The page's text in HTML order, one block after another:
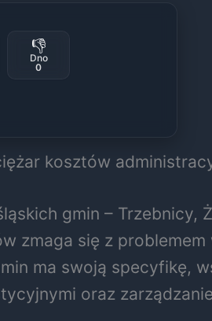
👎
Dno
0
kosztów
gmin – Trzebnicy,
zmaga się z
ma swoją specyfikę,
oraz